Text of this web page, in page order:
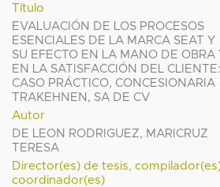
Título
EVALUACIÓN DE LOS PROCESOS
ESENCIALES DE LA MARCA SEAT Y
SU EFECTO EN LA MANO DE OBRA
EN LA SATISFACCIÓN DEL CLIENTE:
CASO PRÁCTICO, CONCESIONARIA
TRAKEHNEN, SA DE CV
Autor
DE LEON RODRIGUEZ, MARICRUZ
TERESA
Director(es) de tesis,
coordinador(es)